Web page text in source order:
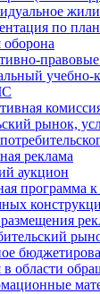
по
оборона
учебно-
рынок,
реклама
аукцион
программа
области